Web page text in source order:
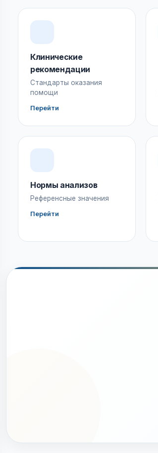
Клинические
рекомендации
Стандарты оказания
помощи
Перейти
Нормы анализов
Референсные значения
Перейти